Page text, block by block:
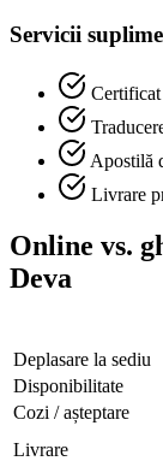
Servicii
Certificat
Apostilă
Livrare
Online vs.
Deva
Deplasare la sediu
Disponibilitate
Cozi / așteptare
Livrare